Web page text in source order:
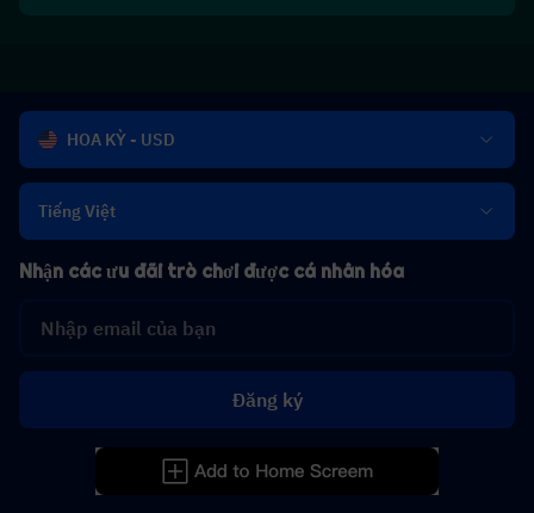
HOA KỲ - USD
Tiếng Việt
Nhận các ưu đãi trò chơi được cá nhân hóa
Đăng ký